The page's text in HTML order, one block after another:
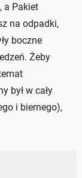
a Pakiet
na odpadki,
boczne
Żeby
był w cały
i biernego),